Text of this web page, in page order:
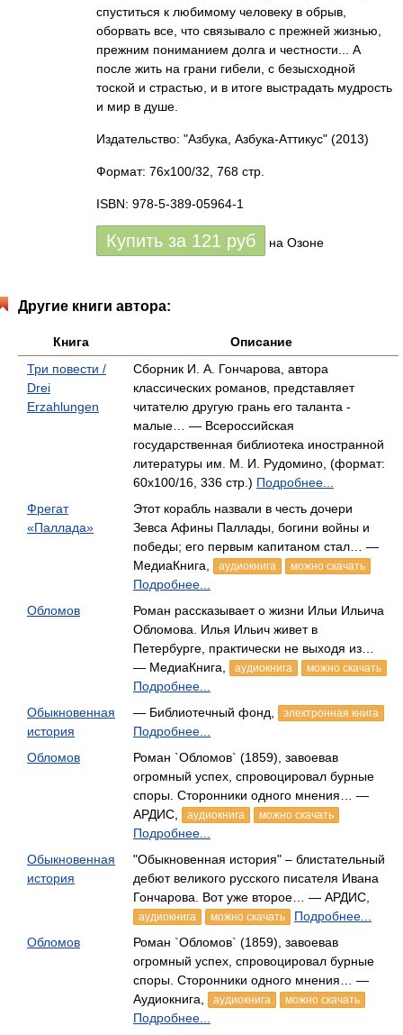
спуститься к любимому человеку в обрыв,
оборвать все, что связывало с прежней жизнью,
прежним пониманием долга и честности... А
после жить на грани гибели, с безысходной
тоской и страстью, и в итоге выстрадать мудрость
и мир в душе.
Издательство: "Азбука, Азбука-Аттикус" (2013)
Формат: 76x100/32, 768 стр.
ISBN: 978-5-389-05964-1
Купить за 121 руб на Озоне
Другие книги автора:
Книга
Описание
Три повести /
Drei
Erzahlungen
Сборник И. А. Гончарова, автора
классических романов, представляет
читателю другую грань его таланта -
малые… — Всероссийская
государственная библиотека иностранной
литературы им. М. И. Рудомино, (формат:
60x100/16, 336 стр.) Подробнее...
Фрегат
«Паллада»
Этот корабль назвали в честь дочери
Зевса Афины Паллады, богини войны и
победы; его первым капитаном стал… —
МедиаКнига,
аудиокнига можно скачать
Подробнее...
Обломов
Роман рассказывает о жизни Ильи Ильича
Обломова. Илья Ильич живет в
Петербурге, практически не выходя из…
— МедиаКнига,
аудиокнига можно скачать
Подробнее...
Обыкновенная
история
— Библиотечный фонд, электронная книга
Подробнее...
Обломов
Роман `Обломов` (1859), завоевав
огромный успех, спровоцировал бурные
споры. Сторонники одного мнения… —
АРДИС,
аудиокнига можно скачать
Подробнее...
Обыкновенная
история
"Обыкновенная история" – блистательный
дебют великого русского писателя Ивана
Гончарова. Вот уже второе… — АРДИС,
аудиокнига можно скачать
Подробнее...
Обломов
Роман `Обломов` (1859), завоевав
огромный успех, спровоцировал бурные
споры. Сторонники одного мнения… —
Аудиокнига,
аудиокнига можно скачать
Подробнее...